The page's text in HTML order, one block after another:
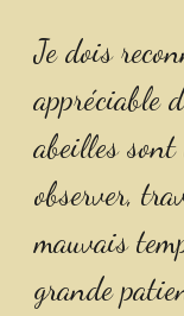
Je dois
appréciable
abeilles
observer,
mauvais
grande